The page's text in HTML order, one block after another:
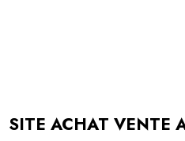
SITE ACHAT VENTE